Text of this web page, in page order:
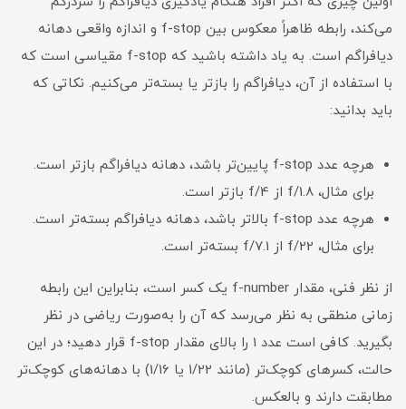
می‌کند، رابطه ظاهراً معکوس بین f-stop و اندازه واقعی دهانه
دیافراگم است. به یاد داشته باشید که f-stop مقیاسی است که
با استفاده از آن، دیافراگم را بازتر یا بسته‌تر می‌کنیم. نکاتی که
باید بدانید:
هرچه عدد f-stop پایین‌تر باشد، دهانه دیافراگم بازتر است.
برای مثال، f/1.8 از f/4 بازتر است.
هرچه عدد f-stop بالاتر باشد، دهانه دیافراگم بسته‌تر است.
برای مثال، f/22 از f/7.1 بسته‌تر است.
از نظر فنی، مقدار f-number یک کسر است، بنابراین این رابطه
زمانی منطقی به نظر می‌رسد که آن را به‌صورت ریاضی در نظر
بگیرید. کافی است عدد 1 را بالای مقدار f-stop قرار دهید؛ در این
حالت، کسرهای کوچک‌تر (مانند 1/22 یا 1/16) با دهانه‌های کوچک‌تر
مطابقت دارند و بالعکس.